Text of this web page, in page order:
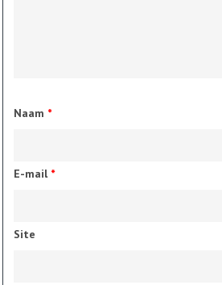
Naam *
E-mail *
Site